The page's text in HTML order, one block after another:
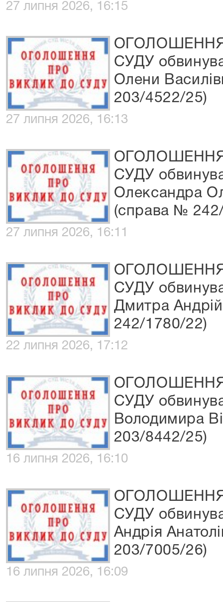
27 липня 2026, 16:15
СУДУ
Олени
203/4522/25)
27 липня 2026, 16:13
СУДУ
Олександра
(справа №
27 липня 2026, 16:11
СУДУ
Дмитра
242/1780/22)
22 липня 2026, 17:12
СУДУ
Володимира
203/8442/25)
16 липня 2026, 16:10
СУДУ
Андрія
203/7005/26)
16 липня 2026, 16:09